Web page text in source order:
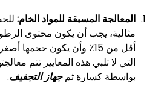
المعالجة المسبقة للمواد الخام:
مثالية، يجب أن يكون محتوى
التي لا تلبي هذه المعايير تتم
بواسطة كسارة ثمجهاز التجفيف.